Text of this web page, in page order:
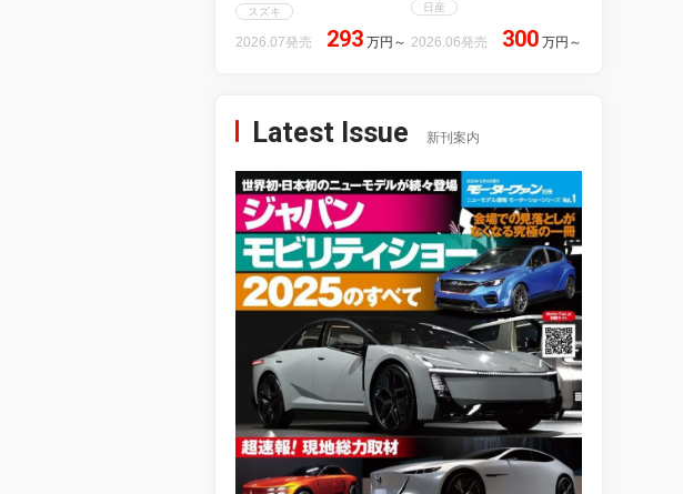
スズキ
2026.07発売 293 万円 ～
日産
2026.06発売 300 万円 ～
Latest Issue 新刊案内